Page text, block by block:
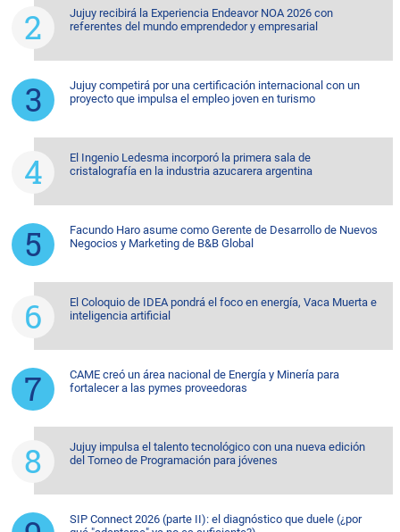
Jujuy recibirá la Experiencia Endeavor NOA 2026 con
referentes del mundo emprendedor y empresarial
Jujuy competirá por una certificación internacional con un
proyecto que impulsa el empleo joven en turismo
El Ingenio Ledesma incorporó la primera sala de
cristalografía en la industria azucarera argentina
Facundo Haro asume como Gerente de Desarrollo de Nuevos
Negocios y Marketing de B&B Global
El Coloquio de IDEA pondrá el foco en energía, Vaca Muerta e
inteligencia artificial
CAME creó un área nacional de Energía y Minería para
fortalecer a las pymes proveedoras
Jujuy impulsa el talento tecnológico con una nueva edición
del Torneo de Programación para jóvenes
SIP Connect 2026 (parte II): el diagnóstico que duele (¿por